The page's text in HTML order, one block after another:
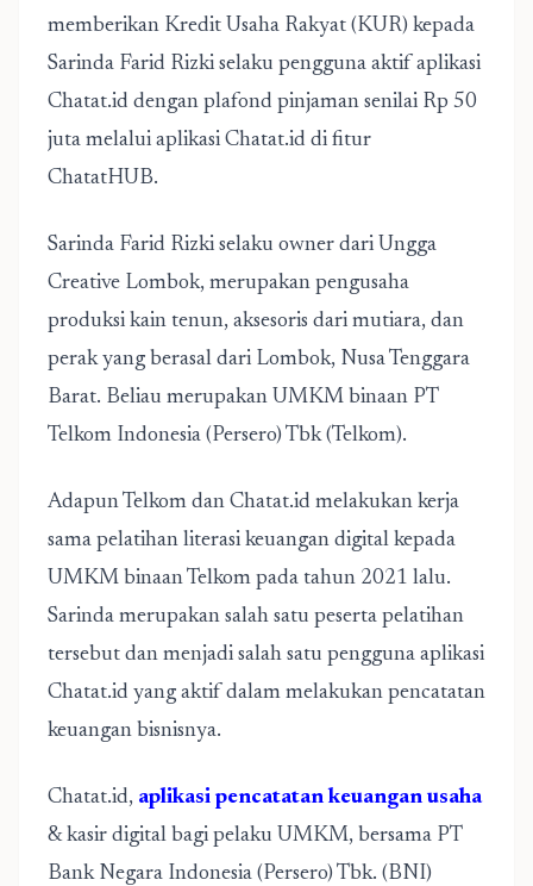
memberikan Kredit Usaha Rakyat (KUR) kepada
Sarinda Farid Rizki selaku pengguna aktif aplikasi
Chatat.id dengan plafond pinjaman senilai Rp 50
juta melalui aplikasi Chatat.id di fitur
ChatatHUB.
Sarinda Farid Rizki selaku owner dari Ungga
Creative Lombok, merupakan pengusaha
produksi kain tenun, aksesoris dari mutiara, dan
perak yang berasal dari Lombok, Nusa Tenggara
Barat. Beliau merupakan UMKM binaan PT
Telkom Indonesia (Persero) Tbk (Telkom).
Adapun Telkom dan Chatat.id melakukan kerja
sama pelatihan literasi keuangan digital kepada
UMKM binaan Telkom pada tahun 2021 lalu.
Sarinda merupakan salah satu peserta pelatihan
tersebut dan menjadi salah satu pengguna aplikasi
Chatat.id yang aktif dalam melakukan pencatatan
keuangan bisnisnya.
Chatat.id, aplikasi pencatatan keuangan usaha
& kasir digital bagi pelaku UMKM, bersama PT
Bank Negara Indonesia (Persero) Tbk. (BNI)